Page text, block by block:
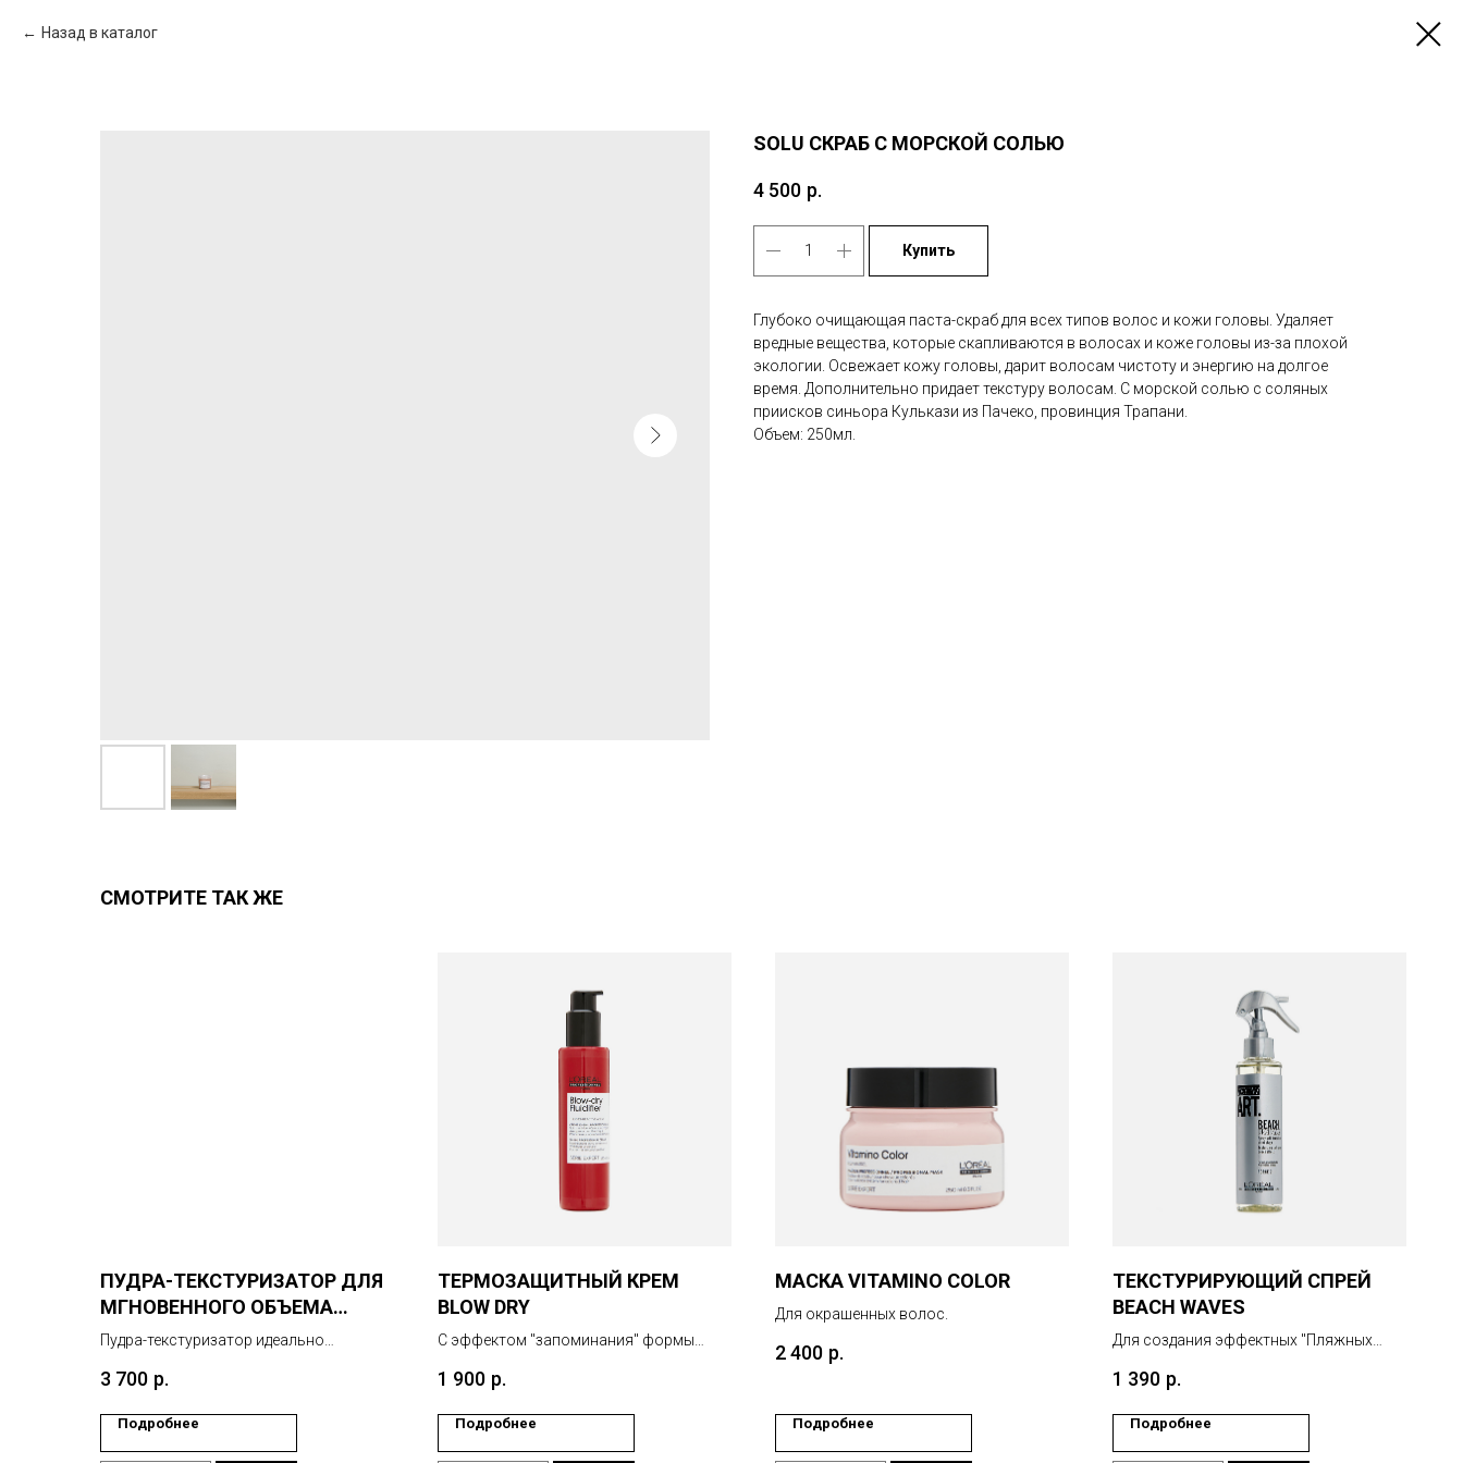
Назад в каталог
SOLU СКРАБ С МОРСКОЙ СОЛЬЮ
4 500 р.
Купить
Глубоко очищающая паста-скраб для всех типов волос и кожи головы. Удаляет
вредные вещества, которые скапливаются в волосах и коже головы из-за плохой
экологии. Освежает кожу головы, дарит волосам чистоту и энергию на долгое
время. Дополнительно придает текстуру волосам. С морской солью с соляных
приисков синьора Кулькази из Пачеко, провинция Трапани.
Объем: 250мл.
СМОТРИТЕ ТАК ЖЕ
ПУДРА-ТЕКСТУРИЗАТОР ДЛЯ
МГНОВЕННОГО ОБЪЕМА
ВОЛОС
Пудра-текстуризатор идеально
долговременного объема и различных
3 700 р.
Подробнее
ТЕРМОЗАЩИТНЫЙ КРЕМ
BLOW DRY
С эффектом "запоминания" формы
1 900 р.
Подробнее
МАСКА VITAMINO COLOR
Для окрашенных волос.
2 400 р.
Подробнее
ТЕКСТУРИРУЮЩИЙ СПРЕЙ
BEACH WAVES
Для создания эффектных "Пляжных
1 390 р.
Подробнее